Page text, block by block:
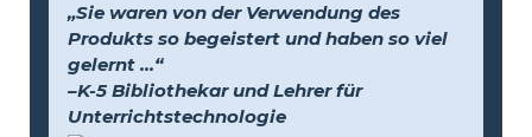
„Sie waren von der Verwendung des
Produkts so begeistert und haben so viel
gelernt …“
–K-5 Bibliothekar und Lehrer für
Unterrichtstechnologie